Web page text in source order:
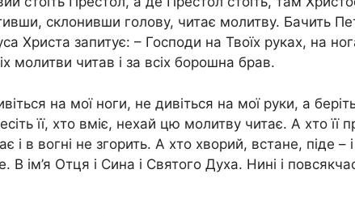
склонивши голову, читає молитву. Бачить
Христа запитує: – Господи на Твоїх руках, на
молитви читав і за всіх борошна брав.
на мої ноги, не дивіться на мої руки, а
її, хто вміє, нехай цю молитву читає. А хто її
і в вогні не згорить. А хто хворий, встане, піде –
В ім’я Отця і Сина і Святого Духа. Нині і